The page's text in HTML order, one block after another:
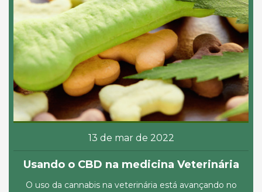
13 de mar de 2022
Usando o CBD na medicina Veterinária
O uso da cannabis na veterinária está avançando no